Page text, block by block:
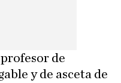
de
y de asceta de